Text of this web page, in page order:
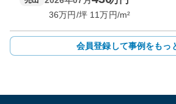
36万円/坪 11万円/m²
会員登録して事例をもっ